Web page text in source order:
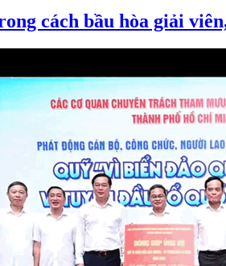
cách bầu hòa giải